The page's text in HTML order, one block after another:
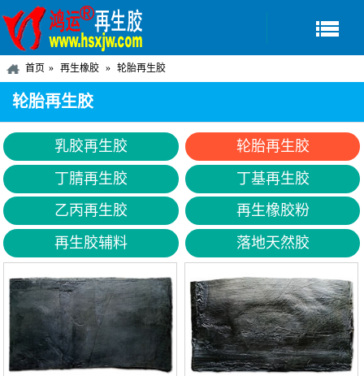
首页 再生橡胶 轮胎再生胶
轮胎再生胶
乳胶再生胶
轮胎再生胶
丁腈再生胶
丁基再生胶
乙丙再生胶
再生橡胶粉
再生胶辅料
落地天然胶